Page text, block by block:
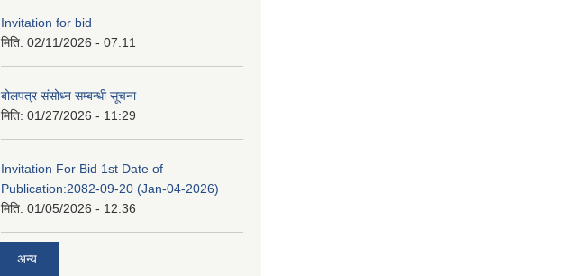
Invitation for bid
मिति: 02/11/2026 - 07:11
बोलपत्र संसोध्न सम्बन्धी सूचना
मिति: 01/27/2026 - 11:29
Invitation For Bid 1st Date of
Publication:2082-09-20 (Jan-04-2026)
मिति: 01/05/2026 - 12:36
अन्य